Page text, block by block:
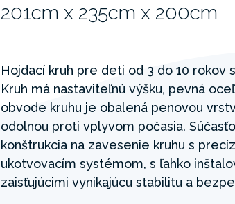
201cm x 235cm x 200cm
Hojdací kruh pre deti od 3 do 10 rokov
Kruh má nastaviteľnú výšku, pevná
obvode kruhu je obalená penovou
odolnou proti vplyvom počasia.
konštrukcia na zavesenie kruhu s
ukotvovacím systémom, s ľahko
zaisťujúcimi vynikajúcu stabilitu a